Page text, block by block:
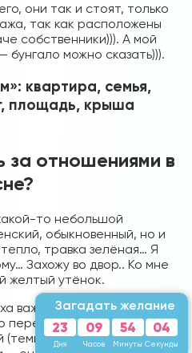
они так и стоят, только
так как расположены
собственники))). А мой
бунгало можно сказать))).
квартира, семья,
площадь, крыша
за отношениями в
то небольшой
обыкновенный, но и
травка зелёная… Я
Захожу во двор.. Ко мне
желтый утёнок.
важного породистого
переливается. Цвет
холёный
Загадать желание
23
Дня
09
Часов
54
Минуты
02
Секунды